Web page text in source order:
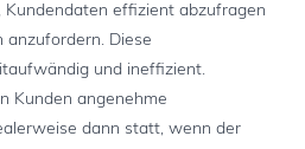
effizient abzufragen
anzufordern. Diese
und ineffizient.
Kunden angenehme
dann statt, wenn der